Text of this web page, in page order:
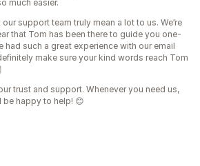
much easier.
support team truly mean a lot to us. We’re
that Tom has been there to guide you one-
had such a great experience with our email
make sure your kind words reach Tom
trust and support. Whenever you need us,
be happy to help! 😊